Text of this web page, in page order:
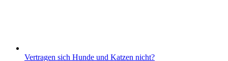
Vertragen sich Hunde und Katzen nicht?